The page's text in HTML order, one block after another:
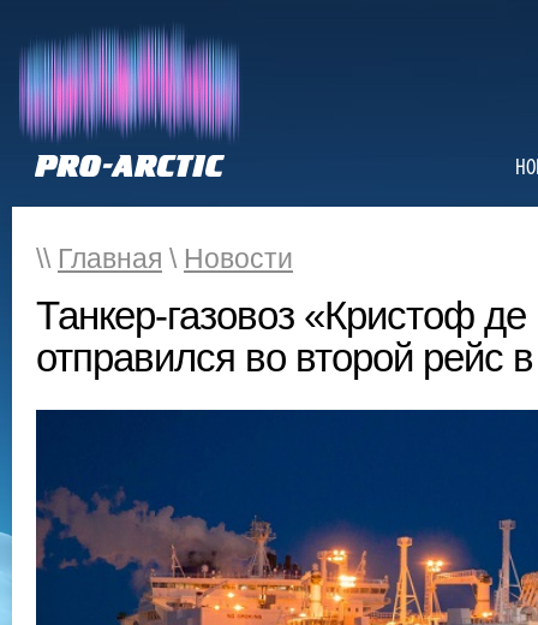
\\ Главная \ Новости
Танкер-газовоз «Кристоф
отправился во второй рейс